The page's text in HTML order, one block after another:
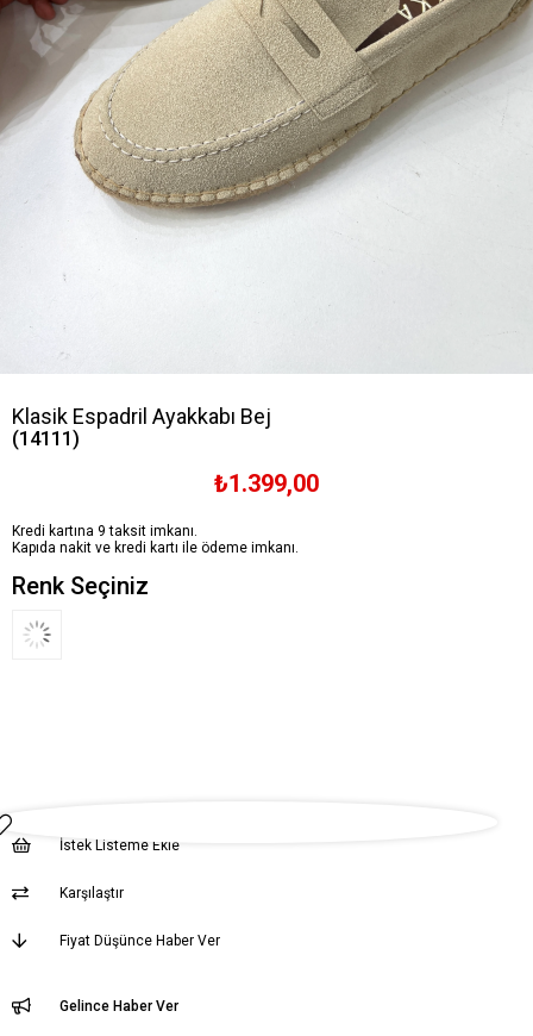
Klasik Espadril Ayakkabı Bej
(14111)
₺1.399,00
Kredi kartına 9 taksit imkanı.
Kapıda nakit ve kredi kartı ile ödeme imkanı.
Renk Seçiniz
İstek Listeme Ekle
Karşılaştır
Fiyat Düşünce Haber Ver
Gelince Haber Ver